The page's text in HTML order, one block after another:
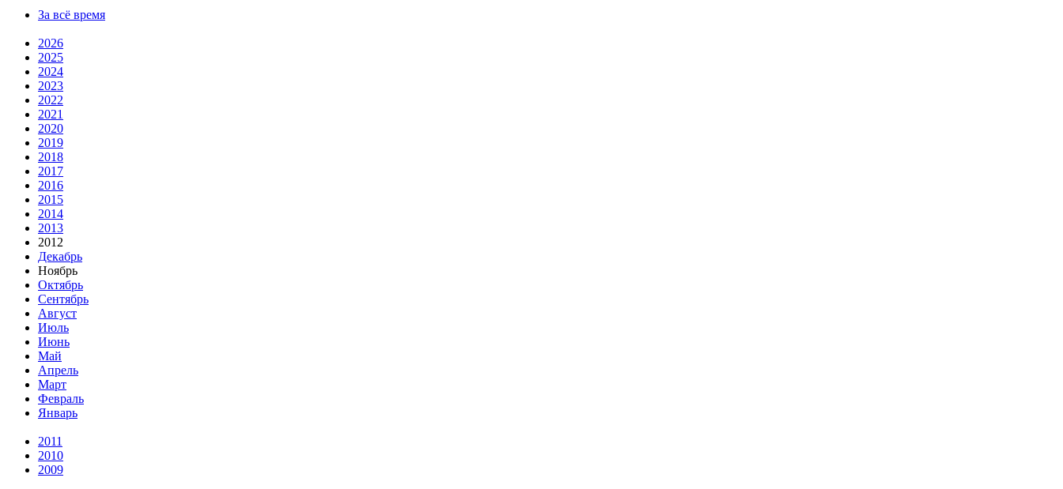
За всё время
2026
2025
2024
2023
2022
2021
2020
2019
2018
2017
2016
2015
2014
2013
2012
Декабрь
Ноябрь
Октябрь
Сентябрь
Август
Июль
Июнь
Май
Апрель
Март
Февраль
Январь
2011
2010
2009